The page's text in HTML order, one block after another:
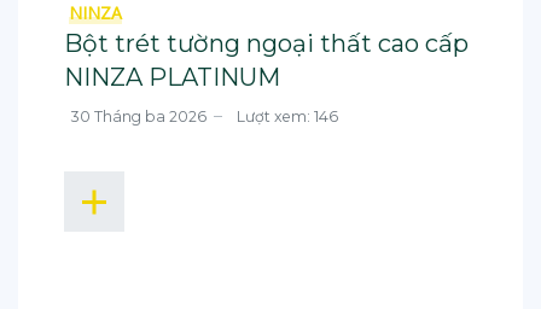
NINZA
Bột trét tường ngoại thất cao cấp
NINZA PLATINUM
30 Tháng ba 2026 Lượt xem: 146